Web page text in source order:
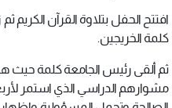
افتتح الحفل بتلاوة القرآن الكريم
كلمة الخريجين.
ثم ألقى رئيس الجامعة كلمة حيث هنأ
مشوارهم الدراسي الذي استمر